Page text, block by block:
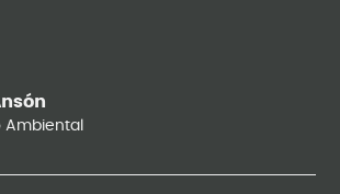
Ambiental